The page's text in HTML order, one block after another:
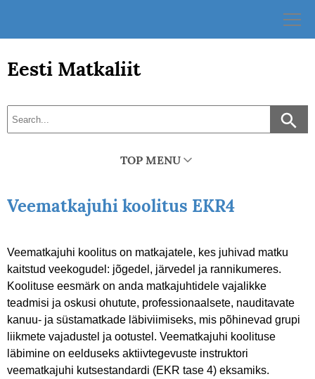
Eesti Matkaliit
TOP MENU
Veematkajuhi koolitus EKR4
Veematkajuhi koolitus on matkajatele, kes juhivad matku
kaitstud veekogudel: jõgedel, järvedel ja rannikumeres.
Koolituse eesmärk on anda matkajuhtidele vajalikke
teadmisi ja oskusi ohutute, professionaalsete, nauditavate
kanuu- ja süstamatkade läbiviimiseks, mis põhinevad grupi
liikmete vajadustel ja ootustel. Veematkajuhi koolituse
läbimine on eelduseks aktiivtegevuste instruktori
veematkajuhi kutsestandardi (EKR tase 4) eksamiks.